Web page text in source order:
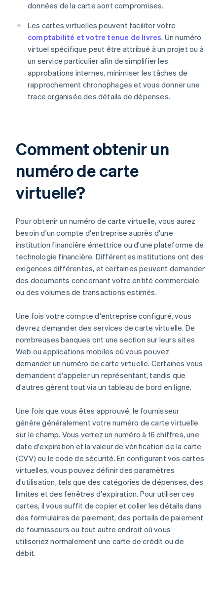
données de la carte sont compromises.
Les cartes virtuelles peuvent faciliter votre
comptabilité et votre tenue de livres. Un numéro
virtuel spécifique peut être attribué à un projet ou à
un service particulier afin de simplifier les
approbations internes, minimiser les tâches de
rapprochement chronophages et vous donner une
trace organisée des détails de dépenses.
Comment obtenir un
numéro de carte
virtuelle?
Pour obtenir un numéro de carte virtuelle, vous aurez
besoin d'un compte d'entreprise auprès d'une
institution financière émettrice ou d'une plateforme de
technologie financière. Différentes institutions ont des
exigences différentes, et certaines peuvent demander
des documents concernant votre entité commerciale
ou des volumes de transactions estimés.
Une fois votre compte d'entreprise configuré, vous
devrez demander des services de carte virtuelle. De
nombreuses banques ont une section sur leurs sites
Web ou applications mobiles où vous pouvez
demander un numéro de carte virtuelle. Certaines vous
demandent d'appeler un représentant, tandis que
d'autres gèrent tout via un tableau de bord en ligne.
Une fois que vous êtes approuvé, le fournisseur
génère généralement votre numéro de carte virtuelle
sur le champ. Vous verrez un numéro à 16 chiffres, une
date d'expiration et la valeur de vérification de la carte
(CVV) ou le code de sécurité. En configurant vos cartes
virtuelles, vous pouvez définir des paramètres
d'utilisation, tels que des catégories de dépenses, des
limites et des fenêtres d'expiration. Pour utiliser ces
cartes, il vous suffit de copier et coller les détails dans
des formulaires de paiement, des portails de paiement
de fournisseurs ou tout autre endroit où vous
utiliseriez normalement une carte de crédit ou de
débit.